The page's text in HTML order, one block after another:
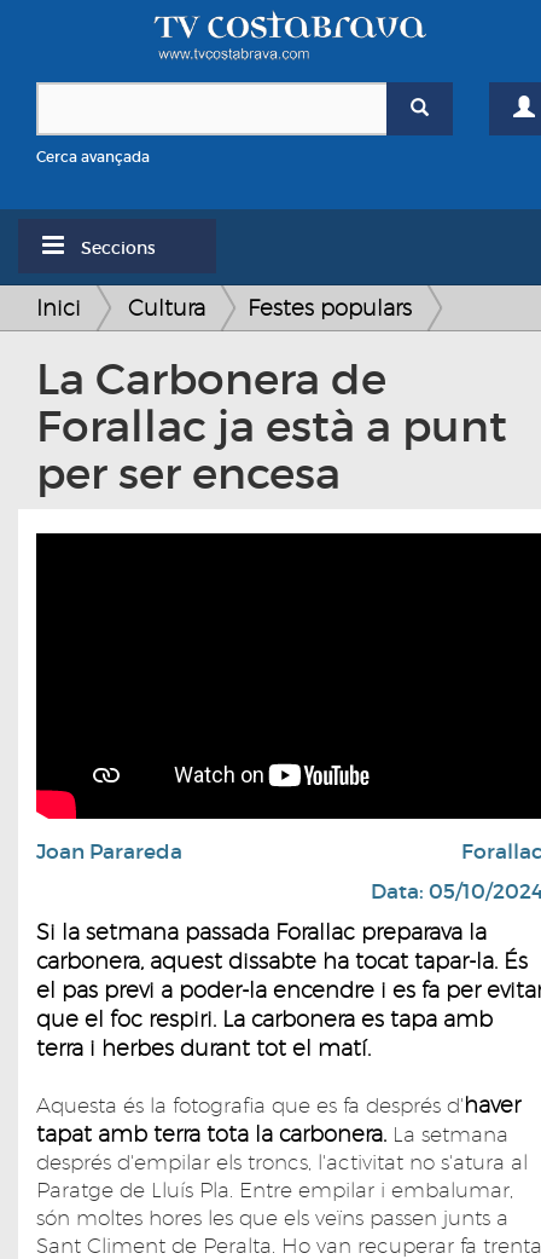
Cerca avançada
Seccions
Inici Cultura Festes populars
La Carbonera de
Forallac ja està a punt
per ser encesa
Joan Parareda
Data: 05/10/
Si la setmana passada Forallac preparava la
carbonera, aquest dissabte ha tocat tapar-la. És
el pas previ a poder-la encendre i es fa per
que el foc respiri. La carbonera es tapa amb
terra i herbes durant tot el matí.
Aquesta és la fotografia que es fa després d'haver
tapat amb terra tota la carbonera. La setmana
després d'empilar els troncs, l'activitat no s'atura al
Paratge de Lluís Pla. Entre empilar i embalumar,
són moltes hores les que els veïns passen junts a
Sant Climent de Peralta. Ho van recuperar fa trenta